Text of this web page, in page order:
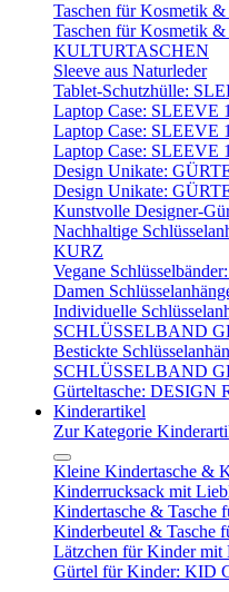
Taschen für Kosmetik
Taschen für Kosmetik
KULTURTASCHEN
Sleeve aus Naturleder
Tablet-Schutzhülle:
Laptop Case: SLEEVE
Laptop Case: SLEEVE
Laptop Case: SLEEVE
Design Unikate:
Design Unikate:
Kunstvolle Designer-
Nachhaltige
KURZ
Vegane
Damen
Individuelle
SCHLÜSSELBAND
Bestickte
SCHLÜSSELBAND
Gürteltasche: DESIGN
Kinderartikel
Zur Kategorie
Kleine Kindertasche &
Kinderrucksack mit
Kindertasche & Tasche
Kinderbeutel &
Lätzchen für Kinder
Gürtel für Kinder: KID